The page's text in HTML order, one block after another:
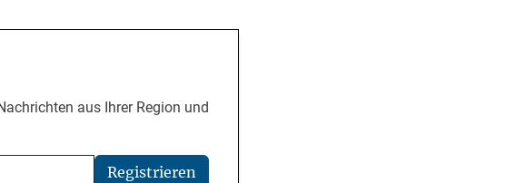
aus Ihrer Region und
Registrieren